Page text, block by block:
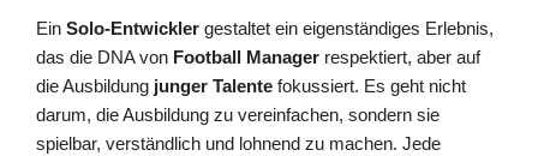
Ein Solo-Entwickler gestaltet ein eigenständiges Erlebnis,
das die DNA von Football Manager respektiert, aber auf
die Ausbildung junger Talente fokussiert. Es geht nicht
darum, die Ausbildung zu vereinfachen, sondern sie
spielbar, verständlich und lohnend zu machen. Jede